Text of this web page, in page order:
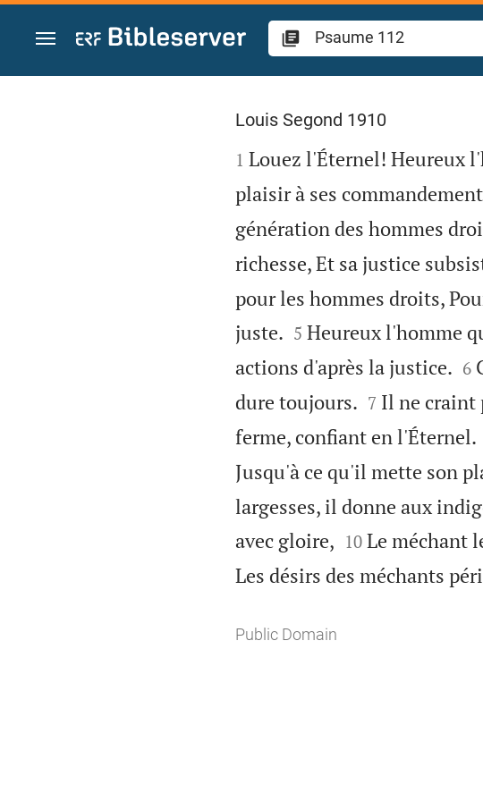
Aller vers contenu
Psaume 112
Louis Segond 1910

1 Louez l'Éternel! Heureux
plaisir à ses
génération des hommes
richesse, Et sa justice
pour les hommes droits,
juste.
5 Heureux l'homme
actions d'après la justice.
6
dure toujours.
7 Il ne craint
ferme, confiant en l'Éternel.
Jusqu'à ce qu'il mette son
largesses, il donne aux
avec gloire,
10 Le méchant
Les désirs des méchants
Public Domain